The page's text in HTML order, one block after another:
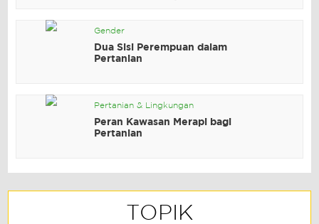
Gender
Dua Sisi Perempuan dalam
Pertanian
Pertanian & Lingkungan
Peran Kawasan Merapi bagi
Pertanian
TOPIK